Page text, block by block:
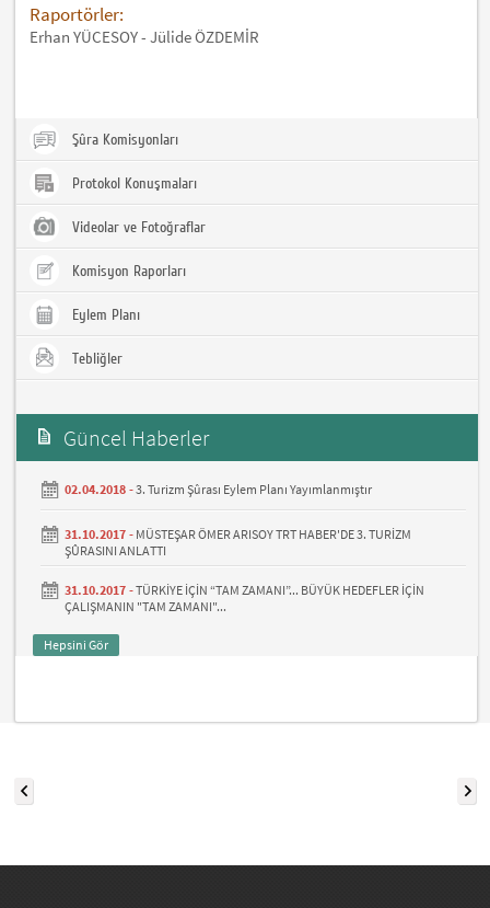
Raportörler:
Erhan YÜCESOY - Jülide ÖZDEMİR
Şûra Komisyonları
Protokol Konuşmaları
Videolar ve Fotoğraflar
Komisyon Raporları
Eylem Planı
Tebliğler
Güncel Haberler
02.04.2018 -3. Turizm Şûrası Eylem Planı Yayımlanmıştır
31.10.2017 - MÜSTEŞAR ÖMER ARISOY TRT HABER'DE 3. TURİZM
ŞÛRASINI ANLATTI
31.10.2017 -TÜRKİYE İÇİN “TAM ZAMANI”... BÜYÜK HEDEFLER İÇİN
ÇALIŞMANIN "TAM ZAMANI"...
Hepsini Gör